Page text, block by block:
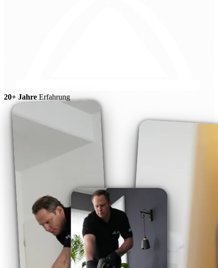
20+ Jahre Erfahrung